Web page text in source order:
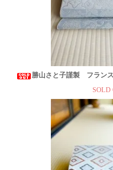
勝山さと子謹製 フラン
SOLD